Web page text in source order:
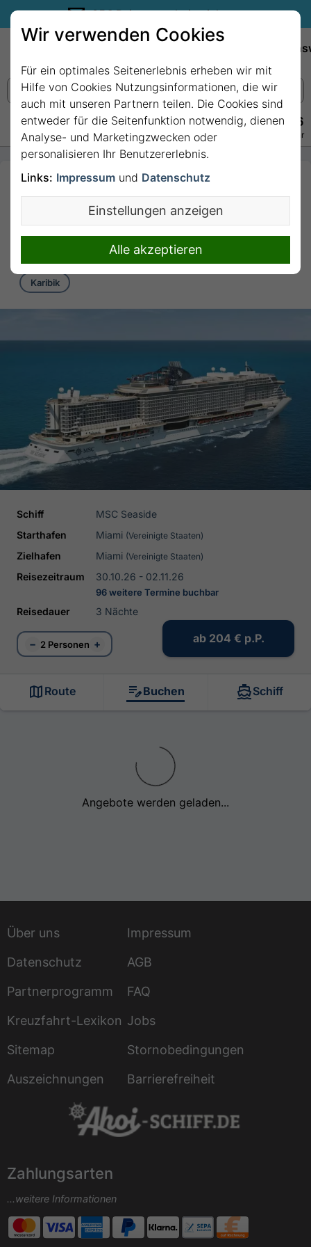
35€ Reisegutschein sichern.
+49 228 3875 7256
Persönlich · Kostenlos · Täglich 08–22 Uhr
3 Nächte Karibik
ab/bis Miami mit MSC
Seaside
3 Nächte von/bis Miami
Karibik
Schiff
MSC Seaside
Starthafen
Miami (Vereinigte Staaten)
Zielhafen Miami (Vereinigte Staaten)
Reisezeitraum 30.10.26 - 02.11.26
96 weitere Termine buchbar
Reisedauer 3 Nächte
− 2 Personen + ab 204 € p.P.
Route Buchen Schiff
Angebote werden geladen...
Über uns
Impressum
Datenschutz
AGB
Partnerprogramm
FAQ
Kreuzfahrt-Lexikon Jobs
Sitemap
Stornobedingungen
Auszeichnungen
Barrierefreiheit
Zahlungsarten
...weitere Informationen
Wir verwenden Cookies
Für ein optimales Seitenerlebnis erheben wir mit
Hilfe von Cookies Nutzungsinformationen, die wir
auch mit unseren Partnern teilen. Die Cookies sind
entweder für die Seitenfunktion notwendig, dienen
Analyse- und Marketingzwecken oder
personalisieren Ihr Benutzererlebnis.
Links: Impressum und Datenschutz
Einstellungen anzeigen
Alle akzeptieren